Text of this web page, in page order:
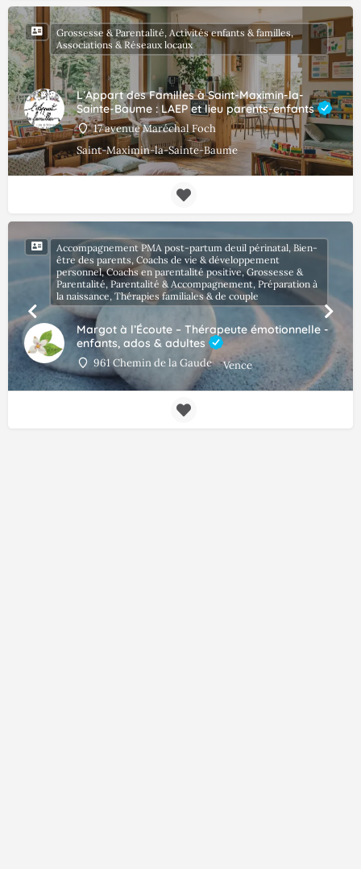
L’Appart des Familles à Saint-Maximin-la-
Sainte-Baume : LAEP et lieu parents-enfants
17 avenue Maréchal Foch
Saint-Maximin-la-Sainte-Baume
Grossesse & Parentalité, Activités enfants & familles,
Associations & Réseaux locaux
Margot à l’Écoute – Thérapeute émotionnelle -
enfants, ados & adultes
961 Chemin de la Gaude Vence
Accompagnement PMA post-partum deuil périnatal, Bien-
être des parents, Coachs de vie & développement
personnel, Coachs en parentalité positive, Grossesse &
Parentalité, Parentalité & Accompagnement, Préparation à
la naissance, Thérapies familiales & de couple